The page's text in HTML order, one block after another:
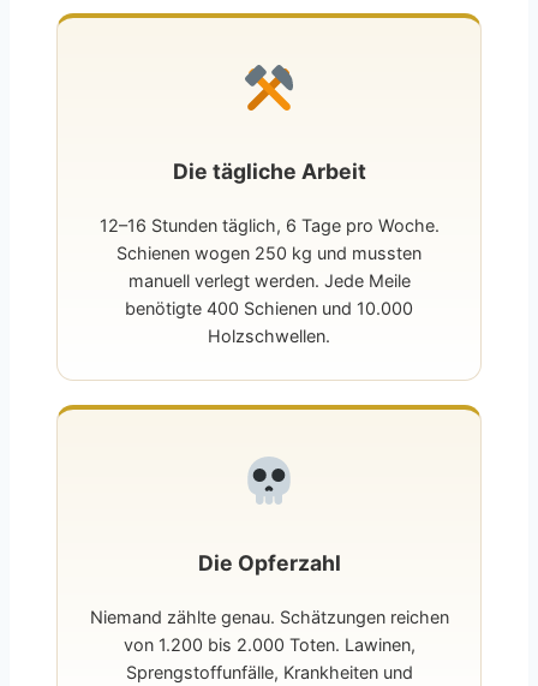
Die tägliche Arbeit
12–16 Stunden täglich, 6 Tage pro Woche.
Schienen wogen 250 kg und mussten
manuell verlegt werden. Jede Meile
benötigte 400 Schienen und 10.000
Holzschwellen.
Die Opferzahl
Niemand zählte genau. Schätzungen reichen
von 1.200 bis 2.000 Toten. Lawinen,
Sprengstoffunfälle, Krankheiten und